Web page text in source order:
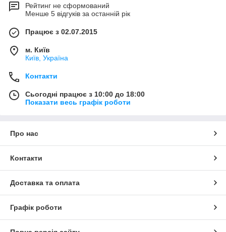
Рейтинг не сформований
Менше 5 відгуків за останній рік
Працює з 02.07.2015
м. Київ
Київ, Україна
Контакти
Сьогодні працює з 10:00 до 18:00
Показати весь графік роботи
Про нас
Контакти
Доставка та оплата
Графік роботи